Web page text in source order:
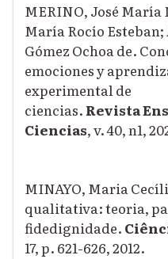
MERINO, José María
María Rocío Esteban;
Gómez Ochoa de.
emociones y
experimental de
ciencias. Revista
Ciencias, v. 40, n1,
MINAYO, Maria
qualitativa: teoria,
fidedignidade.
17, p. 621-626, 2012.